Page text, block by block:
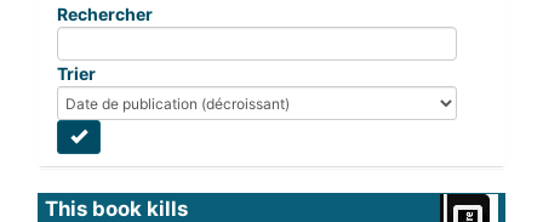
Rechercher
Trier
This book kills